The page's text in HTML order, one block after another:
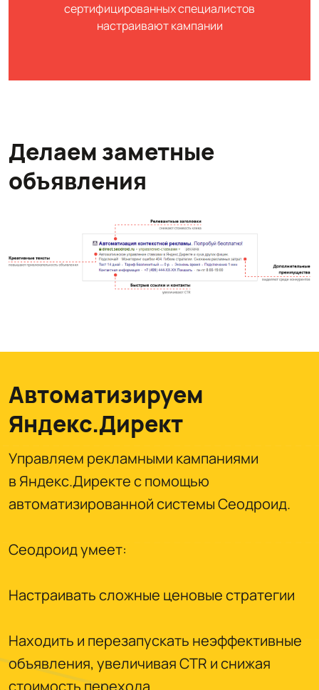
сертифицированных специалистов
настраивают кампании
Делаем заметные
объявления
Автоматизируем
Яндекс.Директ
Управляем рекламными кампаниями
в Яндекс.Директе с помощью
автоматизированной системы Сеодроид.
Сеодроид умеет:
Настраивать сложные ценовые стратегии
Находить и перезапускать неэффективные
объявления, увеличивая CTR и снижая
стоимость перехода